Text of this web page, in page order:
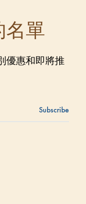
名單
優惠和即將推